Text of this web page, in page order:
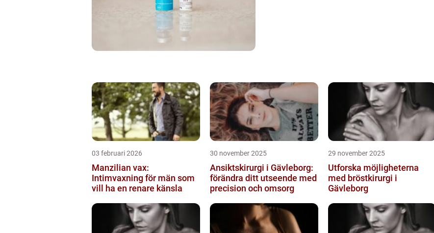
03 februari 2026
Manzilian vax:
Intimvaxning för män som
vill ha en renare känsla
30 november 2025
Ansiktskirurgi i Gävleborg:
förändra ditt utseende med
precision och omsorg
29 november 2025
Utforska möjligheterna
med bröstkirurgi i
Gävleborg